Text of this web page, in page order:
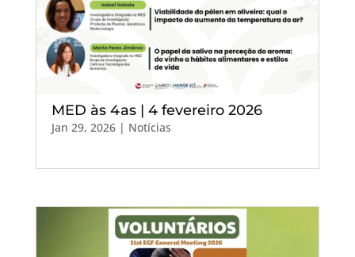
MED às 4as | 4 fevereiro 2026
Jan 29, 2026| Notícias